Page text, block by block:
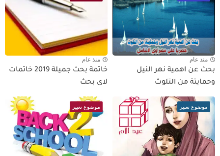
منذ عام
بحث عن اهمية نهر النيل
وحمايتة من التلوث
منذ عام
خاتمة بحث جميلة 2019 خاتمات
لاى بحث
موضوع تعبير موضوع تعبير